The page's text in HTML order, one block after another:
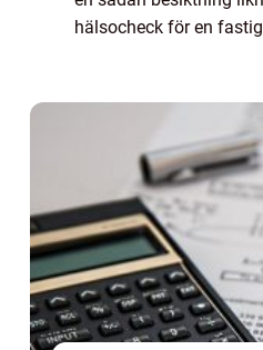
hälsocheck för en